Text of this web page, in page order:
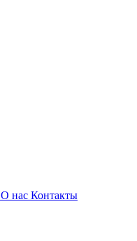
О нас Контакты